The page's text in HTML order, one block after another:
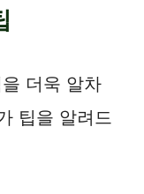
더욱 알차
팁을 알려드